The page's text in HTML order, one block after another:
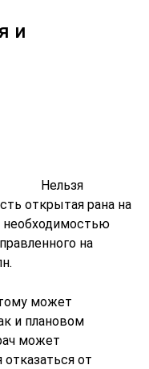
и
Нельзя
открытая рана на
необходимостью
на
может
и плановом
может
от